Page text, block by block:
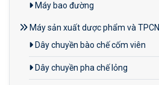
Máy bao đường
Máy sản xuất dược phẩm và TPCN
Dây chuyền bào chế cốm viên
Dây chuyền pha chế lỏng